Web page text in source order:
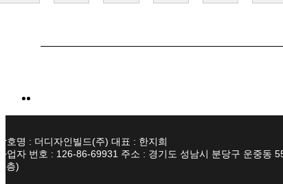
호명 : 더디자인빌드(주) 대표 : 한지희
업자 번호 : 126-86-69931 주소 : 경기도 성남시 분당구 운중동
층)